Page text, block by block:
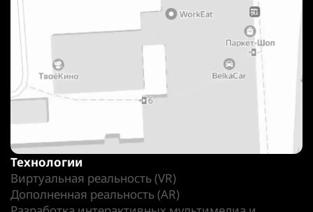
Технологии
Виртуальная реальность (VR)
Дополненная реальность (AR)